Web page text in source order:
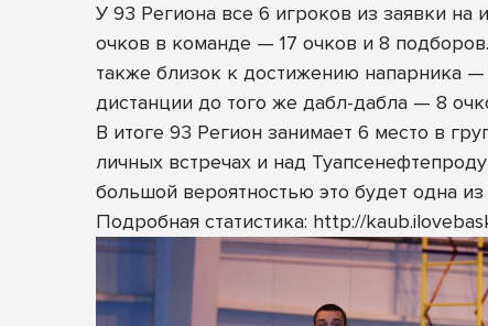
У 93 Региона все 6 игроков из заявки
очков в команде — 17 очков и 8
также близок к достижению напарника —
дистанции до того же дабл-дабла — 8
В итоге 93 Регион занимает 6 место в
личных встречах и над
большой вероятностью это будет одна
Подробная статистика: http://